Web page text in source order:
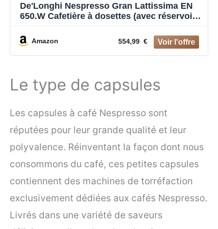
De'Longhi Nespresso Gran Lattissima EN
650.W Cafetière à dosettes (avec réservoir
automatique) 1.3L Blanc
Amazon 554,99 €
Le type de capsules
Les capsules à café Nespresso sont
réputées pour leur grande qualité et leur
polyvalence. Réinventant la façon dont nous
consommons du café, ces petites capsules
contiennent des machines de torréfaction
exclusivement dédiées aux cafés Nespresso.
Livrés dans une variété de saveurs